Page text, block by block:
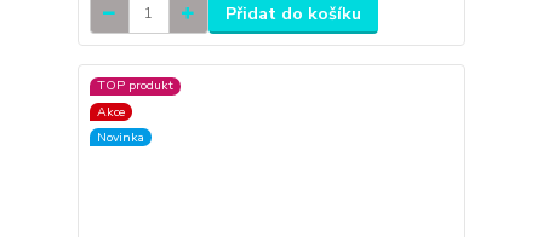
Přidat do košíku
TOP produkt
Akce
Novinka